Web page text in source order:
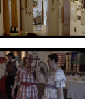
GO
WEST